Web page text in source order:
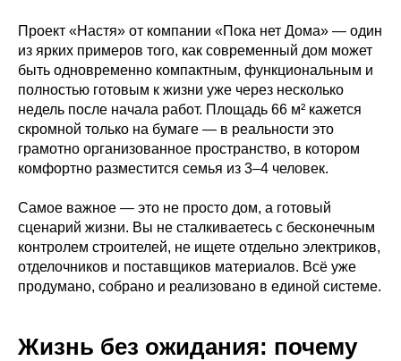
Проект «Настя» от компании «Пока нет Дома» — один
из ярких примеров того, как современный дом может
быть одновременно компактным, функциональным и
полностью готовым к жизни уже через несколько
недель после начала работ. Площадь 66 м² кажется
скромной только на бумаге — в реальности это
грамотно организованное пространство, в котором
комфортно разместится семья из 3–4 человек.
Самое важное — это не просто дом, а готовый
сценарий жизни. Вы не сталкиваетесь с бесконечным
контролем строителей, не ищете отдельно электриков,
отделочников и поставщиков материалов. Всё уже
продумано, собрано и реализовано в единой системе.
Жизнь без ожидания: почему